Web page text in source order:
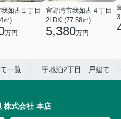
如古１丁目
㎡)
万円
宜野湾市我如古４丁目
2LDK (77.58㎡)
5,380万円
一覧 宇地泊2丁目 戸建て
株式会社 本店